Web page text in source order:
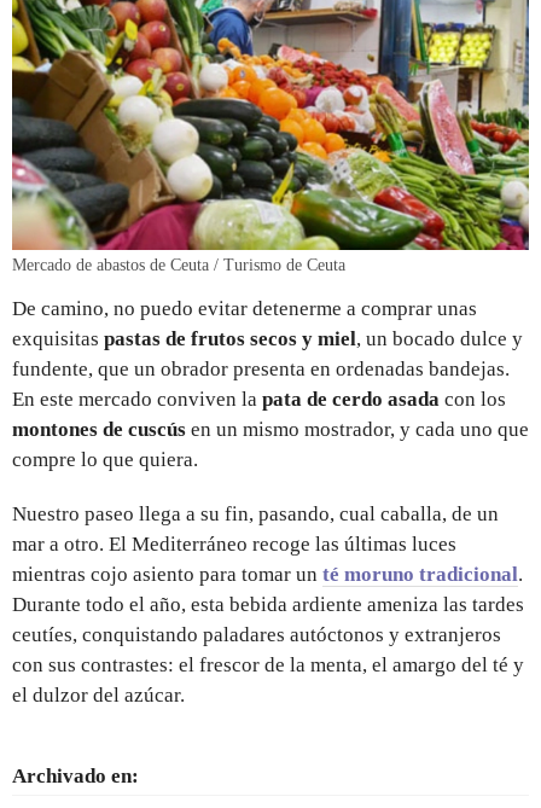
Mercado de abastos de Ceuta / Turismo de Ceuta
De camino, no puedo evitar detenerme a comprar unas
exquisitas pastas de frutos secos y miel, un bocado dulce y
fundente, que un obrador presenta en ordenadas bandejas.
En este mercado conviven la pata de cerdo asada con los
montones de cuscús en un mismo mostrador, y cada uno que
compre lo que quiera.
Nuestro paseo llega a su fin, pasando, cual caballa, de un
mar a otro. El Mediterráneo recoge las últimas luces
mientras cojo asiento para tomar un té moruno tradicional.
Durante todo el año, esta bebida ardiente ameniza las tardes
ceutíes, conquistando paladares autóctonos y extranjeros
con sus contrastes: el frescor de la menta, el amargo del té y
el dulzor del azúcar.
Archivado en: